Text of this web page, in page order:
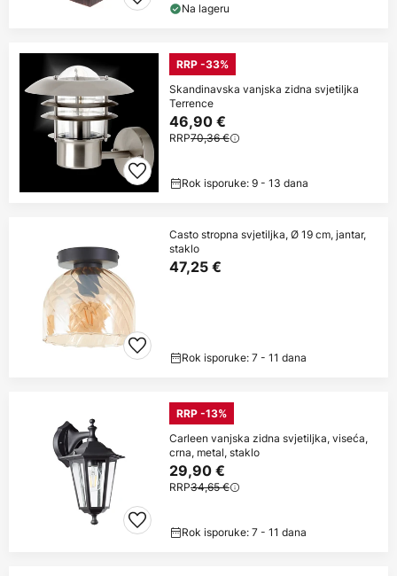
Na lageru
RRP -33%
Skandinavska vanjska zidna svjetiljka
Terrence
46,90 €
RRP70,36 €
Rok isporuke: 9 - 13 dana
Casto stropna svjetiljka, Ø 19 cm, jantar,
staklo
47,25 €
Rok isporuke: 7 - 11 dana
RRP -13%
Carleen vanjska zidna svjetiljka, viseća,
crna, metal, staklo
29,90 €
RRP34,65 €
Rok isporuke: 7 - 11 dana